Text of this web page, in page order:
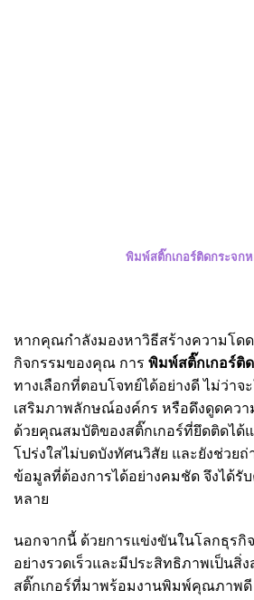
พิมพ์สติ๊กเกอร์ติดกระจกห
หากคุณกำลังมองหาวิธีสร้างความโด
กิจกรรมของคุณ การ พิมพ์สติ๊กเกอร์ติ
ทางเลือกที่ตอบโจทย์ได้อย่างดี ไม่ว่า
เสริมภาพลักษณ์องค์กร หรือดึงดูดควา
ด้วยคุณสมบัติของสติ๊กเกอร์ที่ยึดติดได้
โปร่งใสไม่บดบังทัศนวิสัย และยังช่วย
ข้อมูลที่ต้องการได้อย่างคมชัด จึงได้รั
หลาย
นอกจากนี้ ด้วยการแข่งขันในโลกธุรกิ
อย่างรวดเร็วและมีประสิทธิภาพเป็นสิ่
สติ๊กเกอร์ที่มาพร้อมงานพิมพ์คุณภาพดี